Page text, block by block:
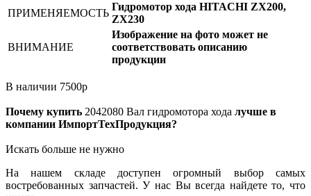
ПРИМЕНЯЕМОСТЬ
Гидромотор хода HITACHI ZX200,
ZX230
ВНИМАНИЕ
Изображение на фото может не
соответствовать описанию
продукции
В наличии 7500р
Почему купить 2042080 Вал гидромотора хода лучше в
компании ИмпортТехПродукция?
Искать больше не нужно
На нашем складе доступен огромный выбор самых
востребованных запчастей. У нас Вы всегда найдете то, что